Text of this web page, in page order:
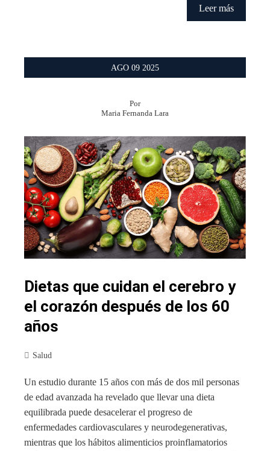
Leer más
AGO 09 2025
Por
Maria Fernanda Lara
Dietas que cuidan el cerebro y
el corazón después de los 60
años
Salud
Un estudio durante 15 años con más de dos mil personas
de edad avanzada ha revelado que llevar una dieta
equilibrada puede desacelerar el progreso de
enfermedades cardiovasculares y neurodegenerativas,
mientras que los hábitos alimenticios proinflamatorios